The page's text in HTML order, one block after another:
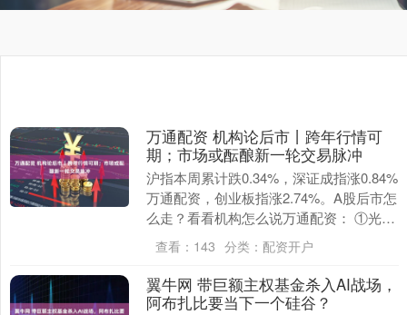
万通配资 机构论后市丨跨年行情可
期；市场或酝酿新一轮交易脉冲
沪指本周累计跌0.34%，深证成指涨0.84%
万通配资，创业板指涨2.74%。A股后市怎
么走？看看机构怎么说万通配资： ①光大
证券：新一轮政策部署护航，A股跨年....
查看： 143 分类： 配资开户
翼牛网 带巨额主权基金杀入AI战场，
阿布扎比要当下一个硅谷？